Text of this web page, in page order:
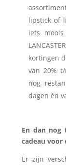
lipstick of
iets
kortingen
van 20%
nog
dagen én
En dan nog
cadeau voor
Er zijn